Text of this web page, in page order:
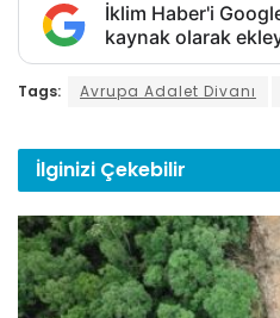
İklim Haber'i
kaynak olarak
Tags: Avrupa Adalet Divanı
İlginizi Çekebilir